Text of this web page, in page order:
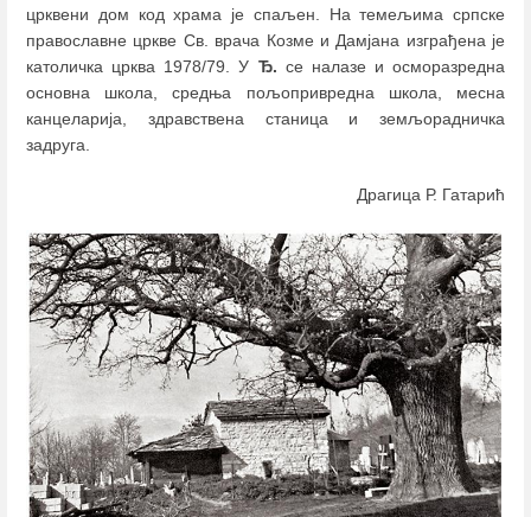
црквени дом код храма је спаљен. На темељима српске
православне цркве Св. врача Козме и Дамјана изграђена је
католичка црква 1978/79. У Ђ. се налазе и осморазредна
основна школа, средња пољопривредна школа, месна
канцеларија, здравствена станица и земљорадничка
задруга.
Драгица Р. Гатарић